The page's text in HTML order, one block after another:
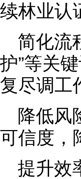
续林业认
简化流
护”等关
复尽调工
降低风
可信度，
提升效